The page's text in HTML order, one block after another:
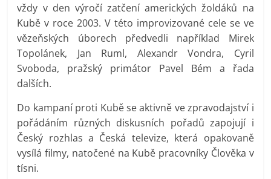
vždy v den výročí zatčení amerických žoldáků na
Kubě v roce 2003. V této improvizované cele se ve
vězeňských úborech předvedli například Mirek
Topolánek, Jan Ruml, Alexandr Vondra, Cyril
Svoboda, pražský primátor Pavel Bém a řada
dalších.
Do kampaní proti Kubě se aktivně ve zpravodajství i
pořádáním různých diskusních pořadů zapojují i
Český rozhlas a Česká televize, která opakovaně
vysílá filmy, natočené na Kubě pracovníky Člověka v
tísni.